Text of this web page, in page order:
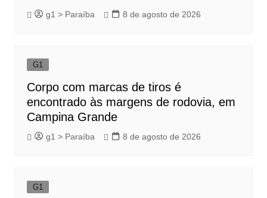
g1 > Paraíba 8 de agosto de 2026
G1
Corpo com marcas de tiros é
encontrado às margens de rodovia, em
Campina Grande
g1 > Paraíba 8 de agosto de 2026
G1